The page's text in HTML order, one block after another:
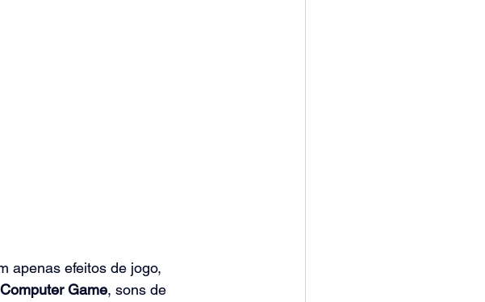
apenas efeitos de jogo,
Computer Game, sons de